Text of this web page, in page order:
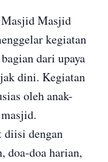
Masjid Masjid
kegiatan
dari upaya
dini. Kegiatan
oleh anak-
diisi dengan
doa-doa harian,